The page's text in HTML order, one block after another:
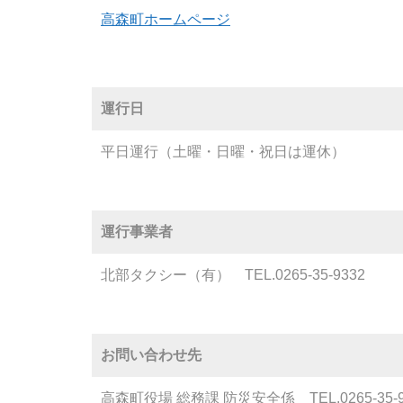
高森町ホームページ
運行日
平日運行（土曜・日曜・祝日は運休）
運行事業者
北部タクシー（有） TEL.0265-35-9332
お問い合わせ先
高森町役場 総務課 防災安全係 TEL.0265-35-